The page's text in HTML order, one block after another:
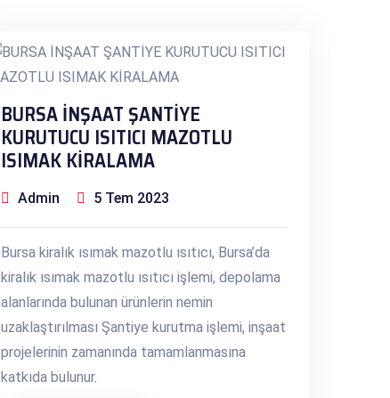
BURSA İNŞAAT ŞANTİYE
KURUTUCU ISITICI MAZOTLU
ISIMAK KİRALAMA
Admin 5 Tem 2023
Bursa kiralık ısımak mazotlu ısıtıcı, Bursa’da
kiralık ısımak mazotlu ısıtıcı işlemi, depolama
alanlarında bulunan ürünlerin nemin
uzaklaştırılması Şantiye kurutma işlemi, inşaat
projelerinin zamanında tamamlanmasına
katkıda bulunur.